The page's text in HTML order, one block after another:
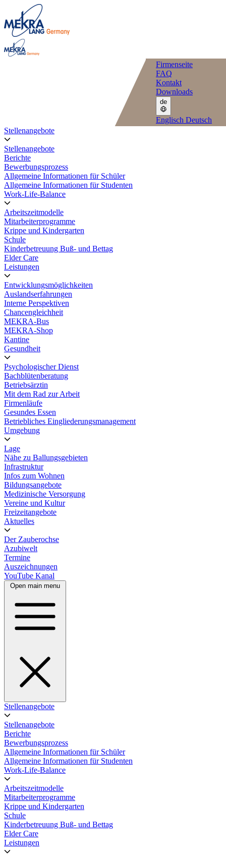
Firmenseite
FAQ
Kontakt
Downloads
de
Englisch Deutsch
Stellenangebote
Stellenangebote
Berichte
Bewerbungsprozess
Allgemeine Informationen für Schüler
Allgemeine Informationen für Studenten
Work-Life-Balance
Arbeitszeitmodelle
Mitarbeiterprogramme
Krippe und Kindergarten
Schule
Kinderbetreuung Buß- und Bettag
Elder Care
Leistungen
Entwicklungsmöglichkeiten
Auslandserfahrungen
Interne Perspektiven
Chancengleichheit
MEKRA-Bus
MEKRA-Shop
Kantine
Gesundheit
Psychologischer Dienst
Bachblütenberatung
Betriebsärztin
Mit dem Rad zur Arbeit
Firmenläufe
Gesundes Essen
Betriebliches Eingliederungsmanagement
Umgebung
Lage
Nähe zu Ballungsgebieten
Infrastruktur
Infos zum Wohnen
Bildungsangebote
Medizinische Versorgung
Vereine und Kultur
Freizeitangebote
Aktuelles
Der Zauberochse
Azubiwelt
Termine
Auszeichnungen
YouTube Kanal
Open main menu
Stellenangebote
Stellenangebote
Berichte
Bewerbungsprozess
Allgemeine Informationen für Schüler
Allgemeine Informationen für Studenten
Work-Life-Balance
Arbeitszeitmodelle
Mitarbeiterprogramme
Krippe und Kindergarten
Schule
Kinderbetreuung Buß- und Bettag
Elder Care
Leistungen